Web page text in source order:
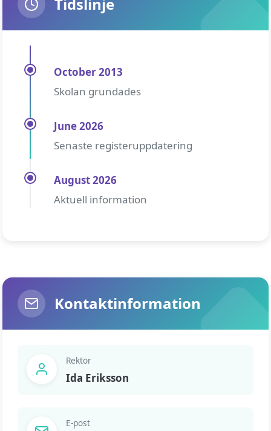
October 2013
Skolan grundades
June 2026
Senaste registeruppdatering
August 2026
Aktuell information
Kontaktinformation
Rektor
Ida Eriksson
E-post